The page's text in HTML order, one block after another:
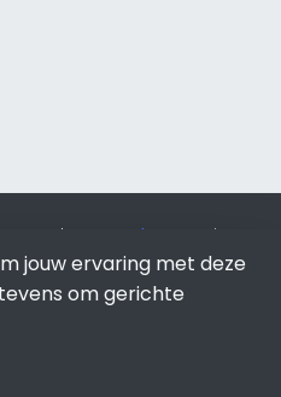
SEO door SEO-bureau
Lion
bewezen resultaten?SEO
.Leidenis onderdeel van Lion
jouw ervaring met deze
om gerichte